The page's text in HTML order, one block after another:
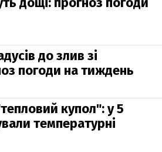
до злив зі
погоди на тиждень
купол": у 5
температурні